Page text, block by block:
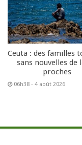
Ceuta : des familles
sans nouvelles de
proches
06h38 - 4 août 2026